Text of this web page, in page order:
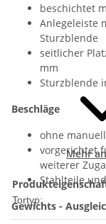
beschichtet
Anlegeleiste
Sturzblende
seitlicher
mm
Sturzblende
Beschläge
ohne
vorgerichtet
weiterer
Stahlteile
Gewichts -
Mehr
Tortyp: